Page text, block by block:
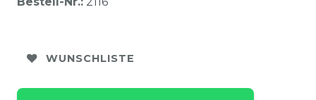
WUNSCHLISTE